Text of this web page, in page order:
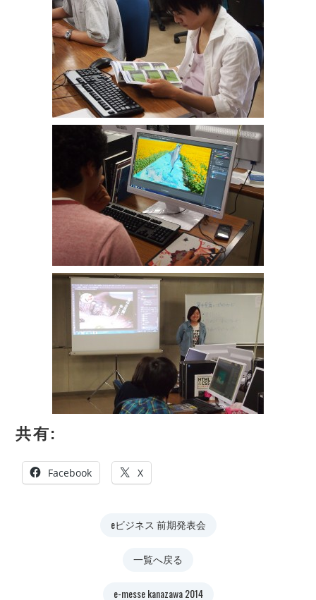
共有:
Facebook X
eビジネス 前期発表会
一覧へ戻る
e-messe kanazawa 2014